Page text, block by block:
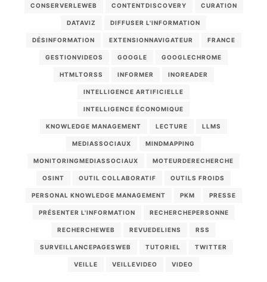
CONSERVERLEWEB CONTENTDISCOVERY CURATION
DATAVIZ DIFFUSER L'INFORMATION
DÉSINFORMATION EXTENSIONNAVIGATEUR FRANCE
GESTIONVIDEOS GOOGLE GOOGLECHROME
HTMLTORSS INFORMER INOREADER
INTELLIGENCE ARTIFICIELLE
INTELLIGENCE ÉCONOMIQUE
KNOWLEDGE MANAGEMENT LECTURE LLMS
MEDIASSOCIAUX MINDMAPPING
MONITORINGMEDIASSOCIAUX MOTEURDERECHERCHE
OSINT OUTIL COLLABORATIF OUTILS FROIDS
PERSONAL KNOWLEDGE MANAGEMENT PKM PRESSE
PRÉSENTER L'INFORMATION RECHERCHEPERSONNE
RECHERCHEWEB REVUEDELIENS RSS
SURVEILLANCEPAGESWEB TUTORIEL TWITTER
VEILLE VEILLEVIDEO VIDEO